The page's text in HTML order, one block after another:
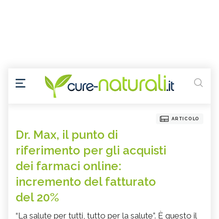
ARTICOLO
Dr. Max, il punto di
riferimento per gli acquisti
dei farmaci online:
incremento del fatturato
del 20%
“La salute per tutti, tutto per la salute”. È questo il